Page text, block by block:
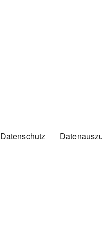
Datenschutz